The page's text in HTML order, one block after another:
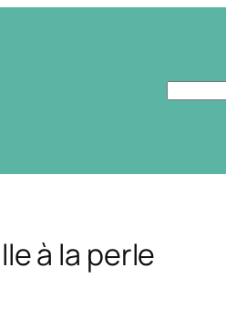
Rechercher
à la perle